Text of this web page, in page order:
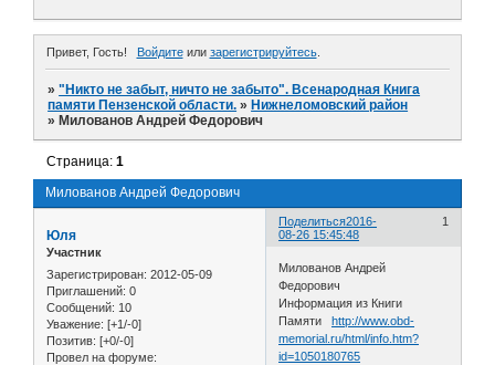
Привет, Гость! Войдитеили зарегистрируйтесь.
»"Никто не забыт, ничто не забыто". Всенародная Книга
памяти Пензенской области. » Нижнеломовский район
» Милованов Андрей Федорович
Милованов Андрей Федорович
Страница:1
Поделиться 1
2016-
08-26 15:45:48
Юля
Участник
Зарегистрирован: 2012-05-09
Приглашений: 0
Сообщений: 10
Уважение: [+1/-0]
Позитив: [+0/-0]
Провел на форуме:
Милованов Андрей
Федорович
Информация из Книги
Памятиhttp://www.obd-
memorial.ru/html/info.htm?
id=1050180765